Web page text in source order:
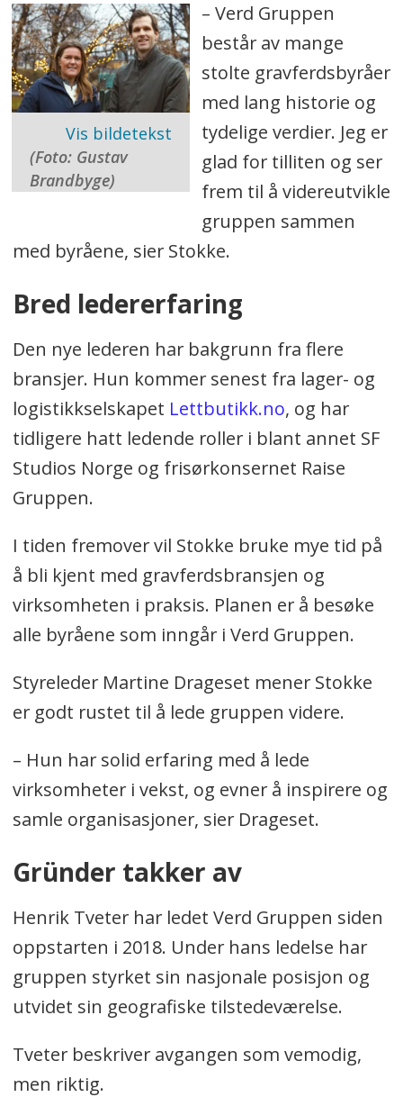
(Foto: Gustav
Brandbyge)
– Verd Gruppen
består av mange
stolte gravferdsbyråer
med lang historie og
tydelige verdier. Jeg er
glad for tilliten og ser
frem til å videreutvikle
gruppen sammen
med byråene, sier Stokke.
Bred ledererfaring
Den nye lederen har bakgrunn fra flere
bransjer. Hun kommer senest fra lager- og
logistikkselskapet Lettbutikk.no, og har
tidligere hatt ledende roller i blant annet SF
Studios Norge og frisørkonsernet Raise
Gruppen.
I tiden fremover vil Stokke bruke mye tid på
å bli kjent med gravferdsbransjen og
virksomheten i praksis. Planen er å besøke
alle byråene som inngår i Verd Gruppen.
Styreleder Martine Drageset mener Stokke
er godt rustet til å lede gruppen videre.
– Hun har solid erfaring med å lede
virksomheter i vekst, og evner å inspirere og
samle organisasjoner, sier Drageset.
Gründer takker av
Henrik Tveter har ledet Verd Gruppen siden
oppstarten i 2018. Under hans ledelse har
gruppen styrket sin nasjonale posisjon og
utvidet sin geografiske tilstedeværelse.
Tveter beskriver avgangen som vemodig,
men riktig.